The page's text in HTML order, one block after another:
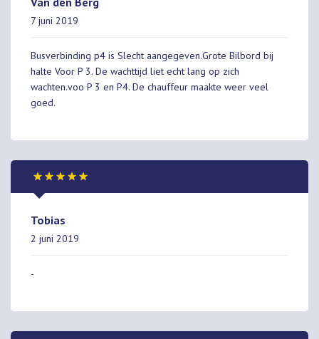
7 juni 2019
Busverbinding p4 is Slecht aangegeven.Grote Bilbord bij
halte Voor P 3. De wachttijd liet echt lang op zich
wachten.voo P 3 en P4. De chauffeur maakte weer veel
goed.
Tobias
2 juni 2019
-